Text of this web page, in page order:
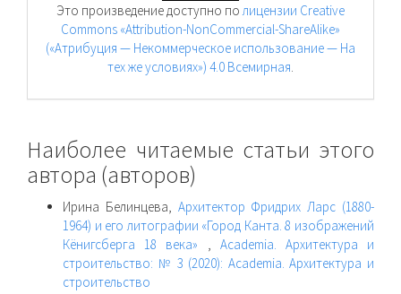
Это произведение доступно полицензии Creative
Commons «Attribution-NonCommercial-ShareAlike»
(«Атрибуция — Некоммерческое использование — На
тех же условиях») 4.0 Всемирная.
Наиболее читаемые статьи этого
автора (авторов)
Ирина Белинцева, Архитектор Фридрих Ларс (1880-
1964) и его литографии «Город Канта. 8 изображений
Кёнигсберга 18 века» , Academia. Архитектура и
строительство: № 3 (2020): Academia. Архитектура и
строительство